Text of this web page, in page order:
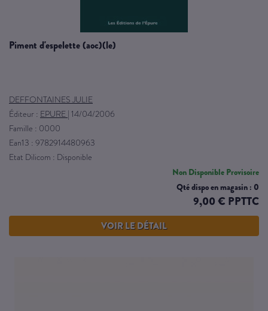
piment d'espelette (aoc)(le)
DEFFONTAINES JULIE
Éditeur : EPURE | 14/04/2006
Famille : 0000
Ean13 : 9782914480963
Etat Dilicom : Disponible
Non Disponible Provisoire
Qté dispo en magasin : 0
9,00 € PPTTC
VOIR LE DÉTAIL